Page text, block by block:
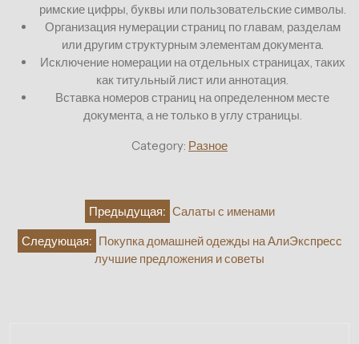
римские цифры, буквы или пользовательские символы.
Организация нумерации страниц по главам, разделам
или другим структурным элементам документа.
Исключение номерации на отдельных страницах, таких
как титульный лист или аннотация.
Вставка номеров страниц на определенном месте
документа, а не только в углу страницы.
Category: Разное
Навигация
по
записям
Предыдущая: Салаты с именами
Следующая: Покупка домашней одежды на АлиЭкспресс
лучшие предложения и советы